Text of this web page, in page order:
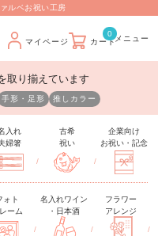
ルベお祝い工房
マイページ
0
カート
取り揃えています
手形・足形 推しカラー
入れ
婦箸
/
古希
祝い
/
企業向け
お祝い・記念
ォト
ーム
/
名入れワイン
・日本酒
/
フラワー
アレンジ
/